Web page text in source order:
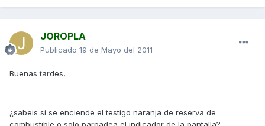
JOROPLA
Publicado 19 de Mayo del 2011
Buenas tardes,
¿sabeis si se enciende el testigo naranja de reserva de